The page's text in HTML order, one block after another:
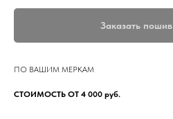
Заказать пошив
ПО ВАШИМ МЕРКАМ
СТОИМОСТЬ ОТ 4 000 руб.